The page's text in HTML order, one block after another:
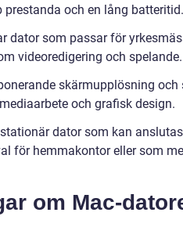
prestanda och en lång batteritid.
dator som passar för
videoredigering och spelande.
skärmupplösning och
och grafisk design.
dator som kan
för hemmakontor eller som
om Mac-